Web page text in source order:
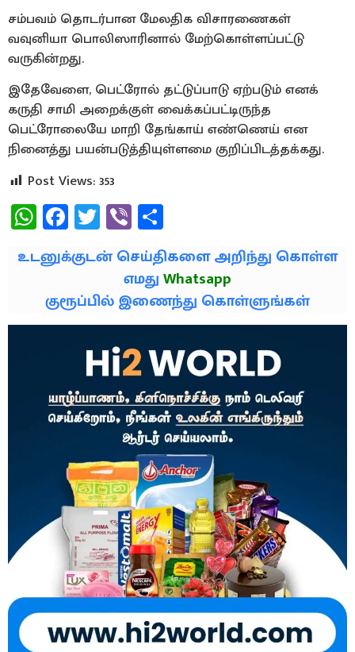
சம்பவம் தொடர்பான மேலதிக விசாரணைகள்
வவுனியா பொலிஸாரினால் மேற்கொள்ளப்பட்டு
வருகின்றது.
இதேவேளை, பெட்ரோல் தட்டுப்பாடு ஏற்படும் எனக்
கருதி சாமி அறைக்குள் வைக்கப்பட்டிருந்த
பெட்ரோலையே மாறி தேங்காய் எண்ணெய் என
நினைத்து பயன்படுத்தியுள்ளமை குறிப்பிடத்தக்கது.
Post Views:353
WhatsApp
Facebook
Twitter
Viber
உடனுக்குடன் செய்திகளை அறிந்து கொள்ள
எமதுWhatsapp
குரூப்பில் இணைந்து கொள்ளுங்கள்